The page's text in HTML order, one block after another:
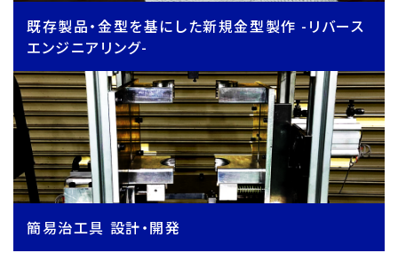
既存製品・金型を基にした新規金型製作 -リバース
エンジニアリング-
簡易治工具 設計・開発